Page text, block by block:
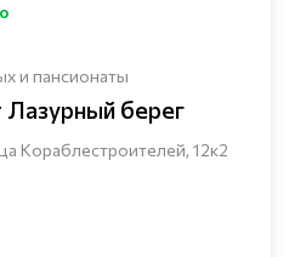
и пансионаты
Лазурный берег
Кораблестроителей, 12к2